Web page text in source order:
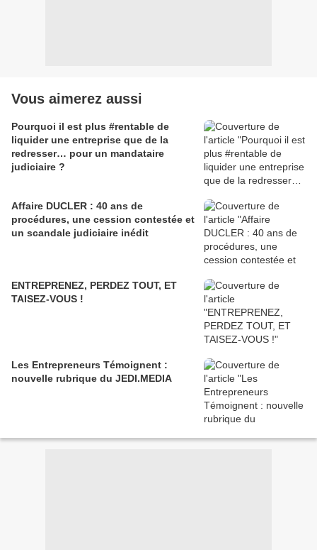
Vous aimerez aussi
Pourquoi il est plus #rentable de
liquider une entreprise que de la
redresser… pour un mandataire
judiciaire ?
Affaire DUCLER : 40 ans de
procédures, une cession contestée et
un scandale judiciaire inédit
ENTREPRENEZ, PERDEZ TOUT, ET
TAISEZ-VOUS !
Les Entrepreneurs Témoignent :
nouvelle rubrique du JEDI.MEDIA